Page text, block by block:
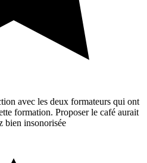
avec les deux formateurs qui ont
formation. Proposer le café aurait
bien insonorisée